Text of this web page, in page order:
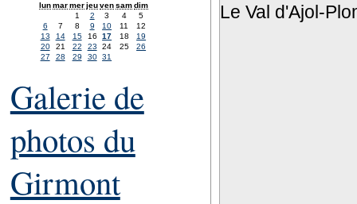
Le Val d'Ajol-
lunmarmerjeuvensamdim
1
2 3 4
5
6
7 8 9 10 11
12
13
14 15 16 17 18
19
20
21 22 23 24 25
26
27
28 29 30 31
Galerie de
photos du
Girmont